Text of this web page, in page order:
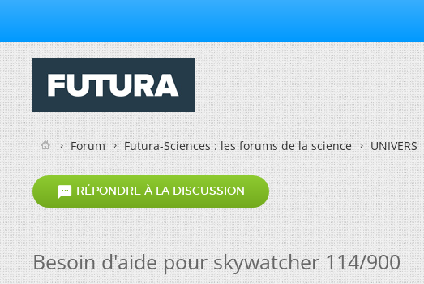
Forum Futura-Sciences : les forums de la science UNIVERS
 RÉPONDRE À LA DISCUSSION
Besoin d'aide pour skywatcher 114/900